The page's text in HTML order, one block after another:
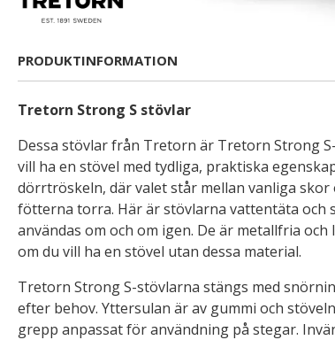
PRODUKTINFORMATION
Tretorn Strong S stövlar
Dessa stövlar från Tretorn är Tretorn Strong
vill ha en stövel med tydliga, praktiska
dörrtröskeln, där valet står mellan vanliga
fötterna torra. Här är stövlarna vattentäta och
användas om och om igen. De är metallfria
om du vill ha en stövel utan dessa material.
Tretorn Strong S-stövlarna stängs med
efter behov. Yttersulan är av gummi och
grepp anpassat för användning på stegar.